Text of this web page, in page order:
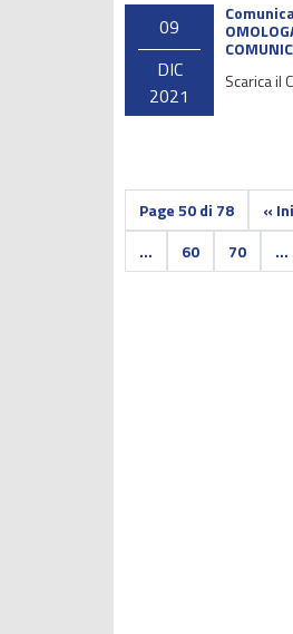
09
DIC
2021
Scarica il
Page 50 di 78 «
...
60 70 ...